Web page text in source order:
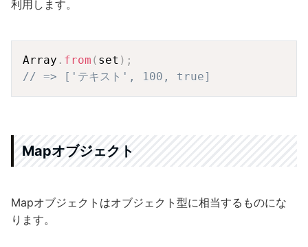
利用します。
Array . from ( set ) ;
// => ['テキスト', 100, true]
Mapオブジェクト
Mapオブジェクトはオブジェクト型に相当するものにな
ります。